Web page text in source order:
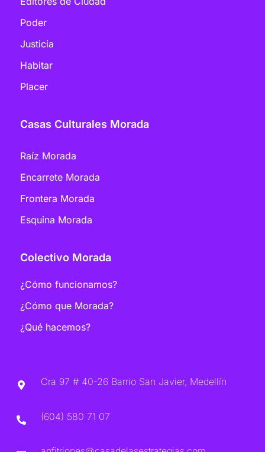
Poder
Justicia
Habitar
Placer
Casas Culturales Morada
Raíz Morada
Encarrete Morada
Frontera Morada
Esquina Morada
Colectivo Morada
¿Cómo funcionamos?
¿Cómo que Morada?
¿Qué hacemos?
Cra 97 # 40-26 Barrio San Javier, Medellín
(604) 580 71 07